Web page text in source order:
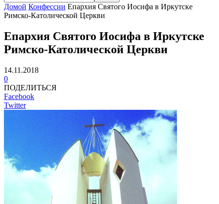
Домой Конфессии Епархия Святого Иосифа в Иркутске
Римско-Католической Церкви
Епархия Святого Иосифа в Иркутске
Римско-Католической Церкви
14.11.2018
0
ПОДЕЛИТЬСЯ
Facebook
Twitter